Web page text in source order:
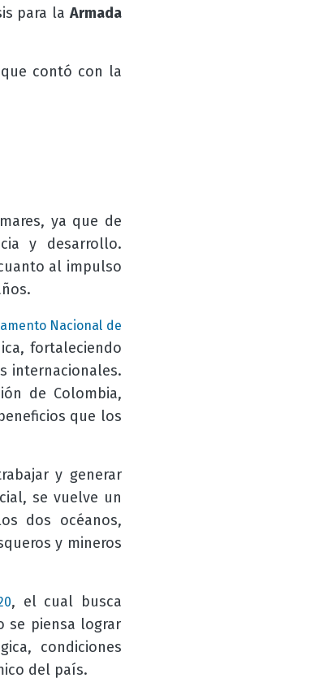
para la Armada
que contó con la
ya que de
y desarrollo.
al impulso
Nacional de
fortaleciendo
internacionales.
de Colombia,
que los
y generar
se vuelve un
dos océanos,
y mineros
, el cual busca
se piensa lograr
condiciones
del país.